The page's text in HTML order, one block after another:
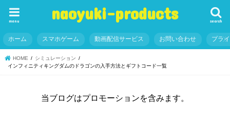
naoyuki-products search
menu
ホーム スマホゲーム 動画配信サービス お問い合わせ プラ
HOME
シミュレーション
インフィニティキングダムのドラゴンの入手方法とギフトコード一覧
当ブログはプロモーションを含みます。